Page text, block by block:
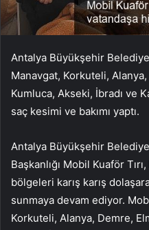
Antalya Büyükşehir
Manavgat, Korkuteli,
Kumluca, Akseki, İbradı ve
saç kesimi ve bakımı yaptı.
Antalya Büyükşehir
Başkanlığı Mobil Kuaför Tırı,
bölgeleri karış karış
sunmaya devam ediyor.
Korkuteli, Alanya, Demre,